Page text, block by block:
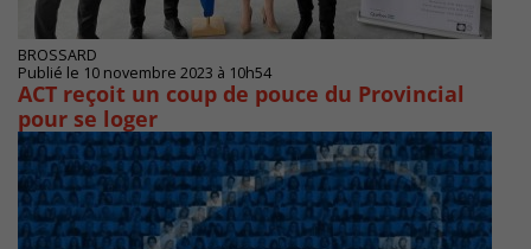
BROSSARD
Publié le 10 novembre 2023 à 10h54
ACT reçoit un coup de pouce du Provincial
pour se loger